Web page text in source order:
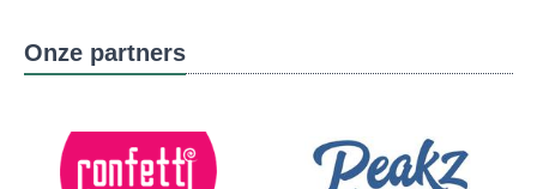
Onze partners